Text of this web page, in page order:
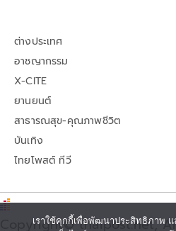
ต่างประเทศ
อาชญากรรม
X-CITE
ยานยนต์
สาธารณสุข-คุณภาพชีวิต
บันเทิง
ไทยโพสต์ ทีวี
Copyright© thaipost.net,
เราใช้คุกกี้เพื่อพัฒนาประสิทธิภาพ